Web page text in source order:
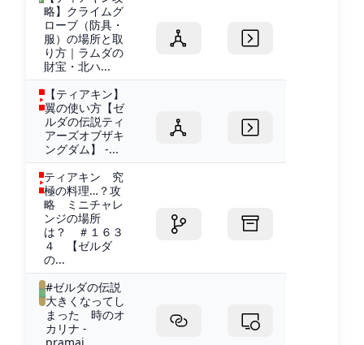
略】クライムグ
ローブ（防具・
服）の場所と取
り方｜ラムダの
財宝・北ハ...
【ティアキン】
翼の使い方【ゼ
ルダの伝説ティ
アーズオブザキ
ングダム】 -...
ティアキン 究
極の料理…？攻
略 ミニチャレ
ンジの場所
は？ ＃１６３
４ 【ゼルダ
の...
#ゼルダの伝説
大きくなってし
まった 時のオ
カリナ -